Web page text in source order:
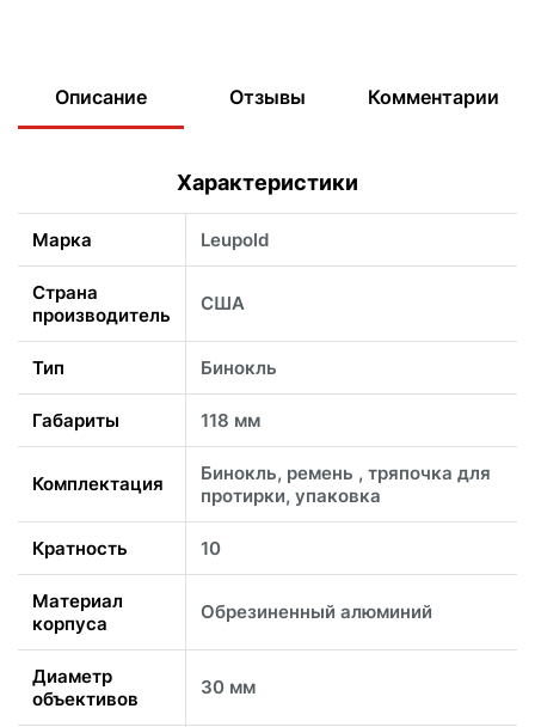
Описание Отзывы Комментарии
Характеристики
Марка Leupold
Страна
производитель
США
Тип Бинокль
Габариты 118 мм
Комплектация
Бинокль, ремень , тряпочка для
протирки, упаковка
Кратность 10
Материал
корпуса
Обрезиненный алюминий
Диаметр
объективов
30 мм